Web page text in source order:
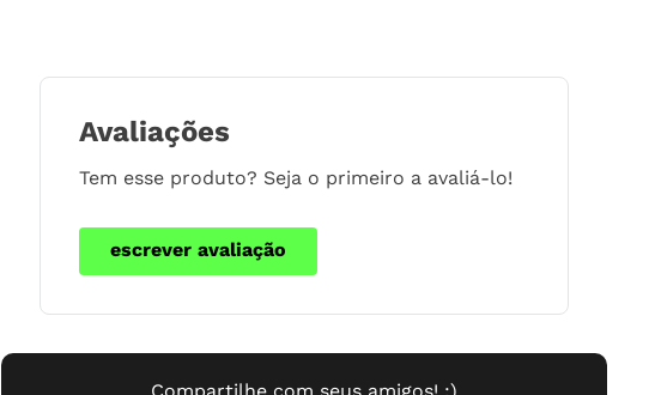
Avaliações
Tem esse produto? Seja o primeiro a avaliá-lo!
escrever avaliação